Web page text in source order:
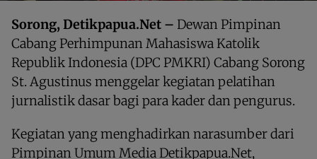
Sorong, Detikpapua.Net – Dewan Pimpinan
Cabang Perhimpunan Mahasiswa Katolik
Republik Indonesia (DPC PMKRI) Cabang Sorong
St. Agustinus menggelar kegiatan pelatihan
jurnalistik dasar bagi para kader dan pengurus.
Kegiatan yang menghadirkan narasumber dari
Pimpinan Umum Media Detikpapua.Net,